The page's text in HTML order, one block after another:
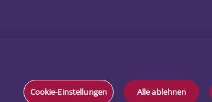
Cookie-Einstellungen Alle ablehnen